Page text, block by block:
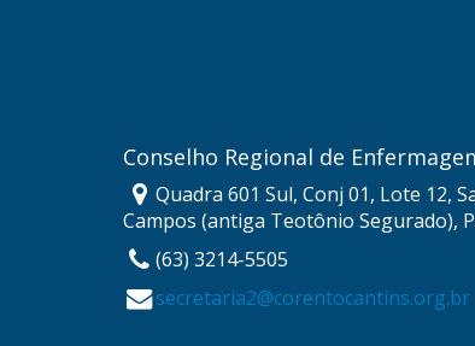
Conselho Regional de
Quadra 601 Sul, Conj 01, Lote 12,
Campos (antiga Teotônio Segurado),
(63) 3214-5505
secretaria2@corentocantins.org.br